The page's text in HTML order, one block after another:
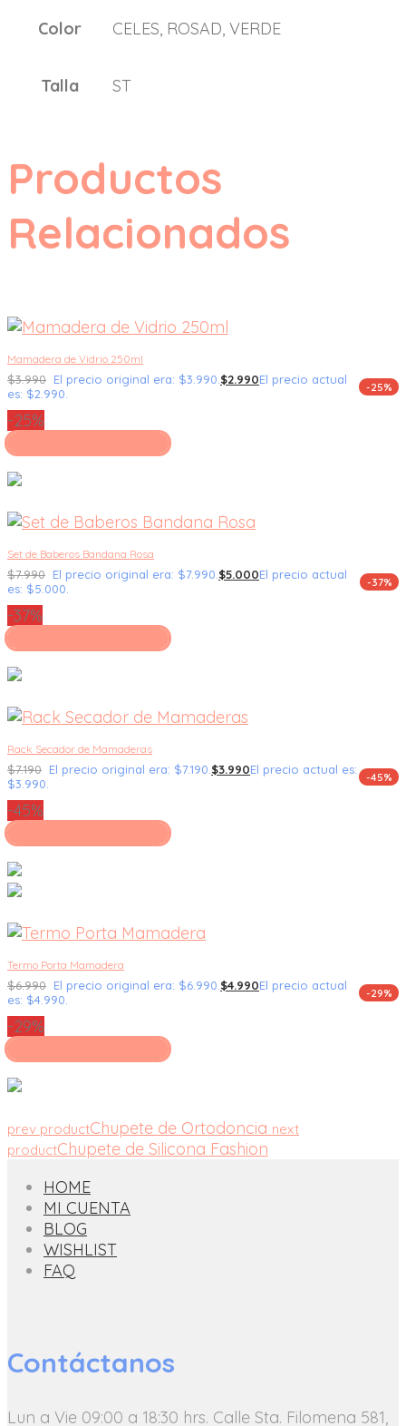
Color
CELES, ROSAD, VERDE
Talla ST
Productos
Relacionados
Mamadera de Vidrio 250ml
$3.990 El precio original era: $3.990. $2.990El precio actual
es: $2.990.
-25%
-25%
Seleccionar opciones
Set de Baberos Bandana Rosa
$7.990 El precio original era: $7.990. $5.000El precio actual
es: $5.000.
-37%
-37%
Seleccionar opciones
Rack Secador de Mamaderas
$7.190 El precio original era: $7.190. $3.990El precio actual es:
$3.990.
-45%
-45%
Seleccionar opciones
Termo Porta Mamadera
$6.990 El precio original era: $6.990. $4.990El precio actual
es: $4.990.
-29%
-29%
Seleccionar opciones
prev productChupete de Ortodoncia next
productChupete de Silicona Fashion
HOME
MI CUENTA
BLOG
WISHLIST
FAQ
Contáctanos
Lun a Vie 09:00 a 18:30 hrs. Calle Sta. Filomena 581,